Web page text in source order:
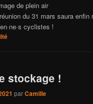
du 31 mars saura enfin
cyclistes !
stockage !
parCamille